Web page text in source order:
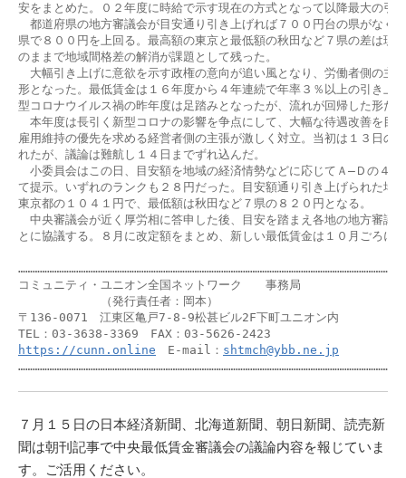
安をまとめた。０２年度に時給で示す現在の方式となって以降最大の引
都道府県の地方審議会が目安通り引き上げれば７００円台の県がなく
県で８００円を上回る。最高額の東京と最低額の秋田など７県の差は現
のままで地域間格差の解消が課題として残った。
大幅引き上げに意欲を示す政権の意向が追い風となり、労働者側の主
形となった。最低賃金は１６年度から４年連続で年率３％以上の引き上
型コロナウイルス禍の昨年度は足踏みとなったが、流れが回帰した形だ。
本年度は長引く新型コロナの影響を争点にして、大幅な待遇改善を目
雇用維持の優先を求める経営者側の主張が激しく対立。当初は１３日の
れたが、議論は難航し１４日までずれ込んだ。
小委員会はこの日、目安額を地域の経済情勢などに応じてＡ―Ｄの４ラ
て提示。いずれのランクも２８円だった。目安額通り引き上げられた場
東京都の１０４１円で、最低額は秋田など７県の８２０円となる。
中央審議会が近く厚労相に答申した後、目安を踏まえ各地の地方審議
とに協議する。８月に改定額をまとめ、新しい最低賃金は１０月ごろに
コミュニティ・ユニオン全国ネットワーク　　事務局
（発行責任者：岡本）
〒136-0071　江東区亀戸7-8-9松甚ビル2F下町ユニオン内
https://cunn.online E-mail： shtmch@ybb.ne.jp
７月１５日の日本経済新聞、北海道新聞、朝日新聞、読売新
聞は朝刊記事で中央最低賃金審議会の議論内容を報じていま
す。ご活用ください。